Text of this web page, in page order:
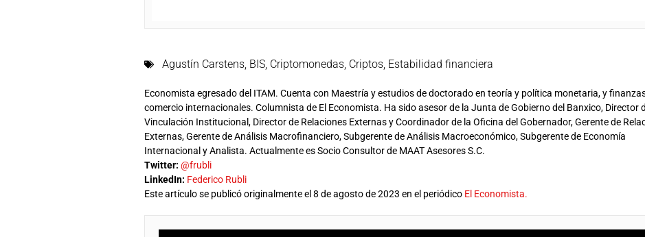
Agustín Carstens, BIS, Criptomonedas, Criptos, Estabilidad financiera
Economista egresado del ITAM. Cuenta con Maestría y estudios de doctorado en teoría y política monetaria, y
comercio internacionales. Columnista de El Economista. Ha sido asesor de la Junta de Gobierno del Banxico, Director
Vinculación Institucional, Director de Relaciones Externas y Coordinador de la Oficina del Gobernador, Gerente de
Externas, Gerente de Análisis Macrofinanciero, Subgerente de Análisis Macroeconómico, Subgerente de Economía
Internacional y Analista. Actualmente es Socio Consultor de MAAT Asesores S.C.
Twitter:@frubli
LinkedIn: Federico Rubli
Este artículo se publicó originalmente el 8 de agosto de 2023 en el periódico El Economista.